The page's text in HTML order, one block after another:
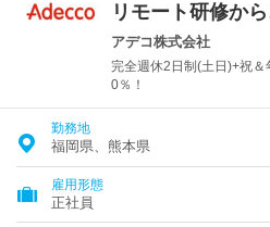
リモート研修から
アデコ株式会社
完全週休2日制(土日)+祝
0％！
勤務地
福岡県、熊本県
雇用形態
正社員